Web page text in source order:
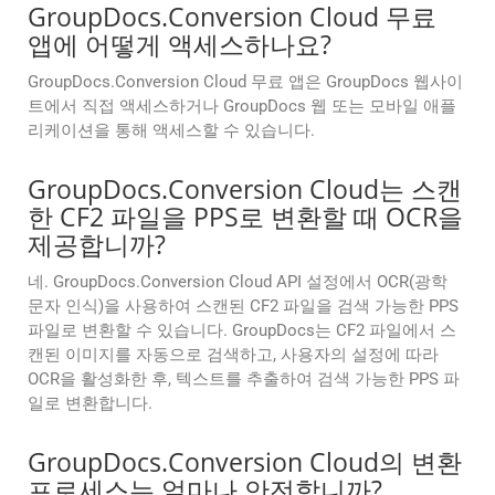
GroupDocs.Conversion Cloud 무료
앱에 어떻게 액세스하나요?
GroupDocs.Conversion Cloud 무료 앱은 GroupDocs 웹사이
트에서 직접 액세스하거나 GroupDocs 웹 또는 모바일 애플
리케이션을 통해 액세스할 수 있습니다.
GroupDocs.Conversion Cloud는 스캔
한 CF2 파일을 PPS로 변환할 때 OCR을
제공합니까?
네. GroupDocs.Conversion Cloud API 설정에서 OCR(광학
문자 인식)을 사용하여 스캔된 CF2 파일을 검색 가능한 PPS
파일로 변환할 수 있습니다. GroupDocs는 CF2 파일에서 스
캔된 이미지를 자동으로 검색하고, 사용자의 설정에 따라
OCR을 활성화한 후, 텍스트를 추출하여 검색 가능한 PPS 파
일로 변환합니다.
GroupDocs.Conversion Cloud의 변환